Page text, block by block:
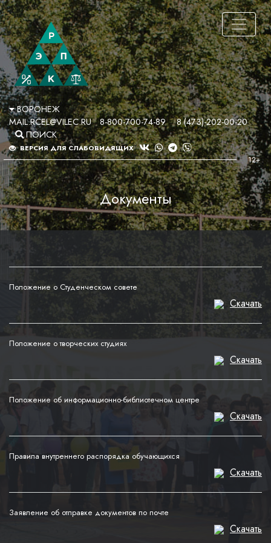
ВОРОНЕЖ
MAIL.RCEL@VILEC.RU
8-800-700-74-89
8 (473)-202-00-20
ПОИСК
ВЕРСИЯ ДЛЯ СЛАБОВИДЯЩИХ
Документы
Положение о Студенческом совете
Скачать
Положение о творческих студиях
Скачать
Положение об информационно-библиотечном центре
Скачать
Правила внутреннего распорядка обучающихся
Скачать
Заявление об отправке документов по почте
Скачать